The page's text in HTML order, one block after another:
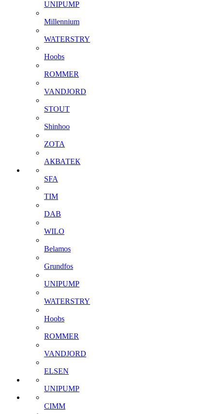
UNIPUMP
Millennium
WATERSTRY
Hoobs
ROMMER
VANDJORD
STOUT
Shinhoo
ZOTA
АКВАТЕК
SFA
TIM
DAB
WILO
Belamos
Grundfos
UNIPUMP
WATERSTRY
Hoobs
ROMMER
VANDJORD
ELSEN
UNIPUMP
CIMM